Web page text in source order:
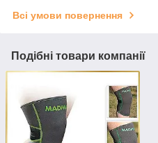
Всі умови повернення
Подібні товари компанії